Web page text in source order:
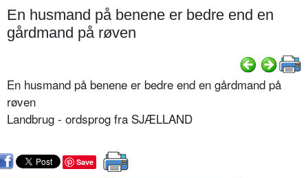
En husmand på benene er bedre end en
gårdmand på røven
En husmand på benene er bedre end en gårdmand på
røven
Landbrug - ordsprog fra SJÆLLAND
Save